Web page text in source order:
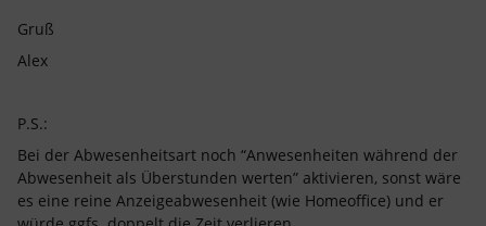
Gruß
Alex
P.S.:
Bei der Abwesenheitsart noch “Anwesenheiten während der
Abwesenheit als Überstunden werten” aktivieren, sonst wäre
es eine reine Anzeigeabwesenheit (wie Homeoffice) und er